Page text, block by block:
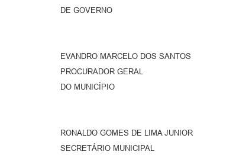
DE GOVERNO
EVANDRO MARCELO DOS SANTOS
PROCURADOR GERAL
DO MUNICÍPIO
RONALDO GOMES DE LIMA JUNIOR
SECRETÁRIO MUNICIPAL